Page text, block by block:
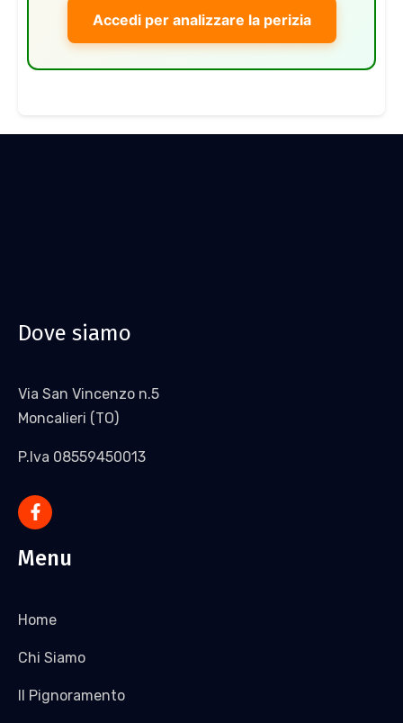
Accedi per analizzare la perizia
Dove siamo
Via San Vincenzo n.5
Moncalieri (TO)
P.Iva 08559450013
Menu
Home
Chi Siamo
Il Pignoramento